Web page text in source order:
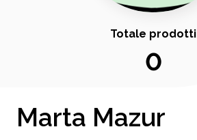
Totale prodotti
0
Marta Mazur